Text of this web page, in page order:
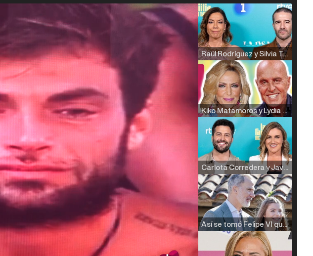
Raúl Rodríguez y Silvia Taulés nos cuentan su papel en 'La familia de la tele'
Kiko Matamoros y Lydia Lozano: "Nuestro público es de todas las edades y RTVE tiene un público muy pegado a las novelas, al que tenemos que captar"
Carlota Corredera y Javier de Hoyos: "La tele tiene que representar al público también y aquí están todos los perfiles posibles&quo;
Así se tomó Felipe VI que la Infanta Sofía no quisiera recibir formación militar